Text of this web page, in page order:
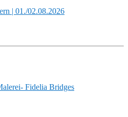
| 01./02.08.2026
Fidelia Bridges